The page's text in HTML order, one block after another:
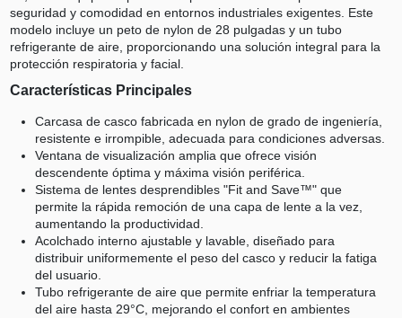
seguridad y comodidad en entornos industriales exigentes. Este
modelo incluye un peto de nylon de 28 pulgadas y un tubo
refrigerante de aire, proporcionando una solución integral para la
protección respiratoria y facial.
Características Principales
Carcasa de casco fabricada en nylon de grado de ingeniería,
resistente e irrompible, adecuada para condiciones adversas.
Ventana de visualización amplia que ofrece visión
descendente óptima y máxima visión periférica.
Sistema de lentes desprendibles "Fit and Save™" que
permite la rápida remoción de una capa de lente a la vez,
aumentando la productividad.
Acolchado interno ajustable y lavable, diseñado para
distribuir uniformemente el peso del casco y reducir la fatiga
del usuario.
Tubo refrigerante de aire que permite enfriar la temperatura
del aire hasta 29°C, mejorando el confort en ambientes